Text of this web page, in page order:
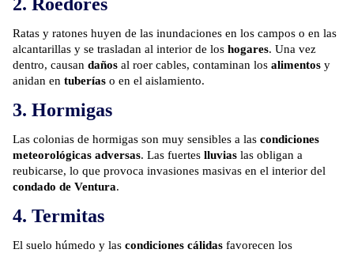
2. Roedores
Ratas y ratones huyen de las inundaciones en los campos o en las
alcantarillas y se trasladan al interior de los hogares. Una vez
dentro, causan daños al roer cables, contaminan los alimentos y
anidan en tuberías o en el aislamiento.
3. Hormigas
Las colonias de hormigas son muy sensibles a las condiciones
meteorológicas adversas. Las fuertes lluvias las obligan a
reubicarse, lo que provoca invasiones masivas en el interior del
condado de Ventura.
4. Termitas
El suelo húmedo y las condiciones cálidas favorecen los